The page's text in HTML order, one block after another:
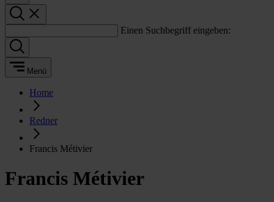
Einen Suchbegriff eingeben:
Menü
Home
Redner
Francis Métivier
Francis Métivier